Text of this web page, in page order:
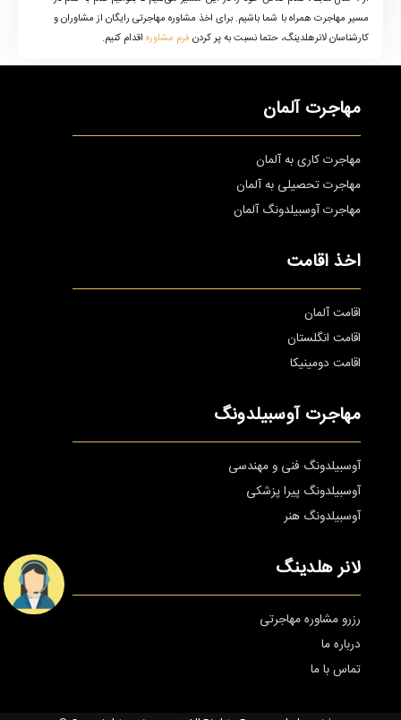
مسیر مهاجرت همراه با شما باشیم. برای اخذ مشاوره مهاجرتی رایگان از مشاوران و
کارشناسان لانرهلدینگ، حتما نسبت به پر کردن فرم مشاوره اقدام کنیم.
مهاجرت آلمان
مهاجرت کاری به آلمان
مهاجرت تحصیلی به آلمان
مهاجرت آوسبیلدونگ آلمان
اخذ اقامت
اقامت آلمان
اقامت انگلستان
اقامت دومینیکا
مهاجرت آوسبیلدونگ
آوسبیلدونگ فنی و مهندسی
آوسبیلدونگ پیرا پزشکی
آوسبیلدونگ هنر
لانر هلدینگ
رزرو مشاوره مهاجرتی
درباره ما
تماس با ما